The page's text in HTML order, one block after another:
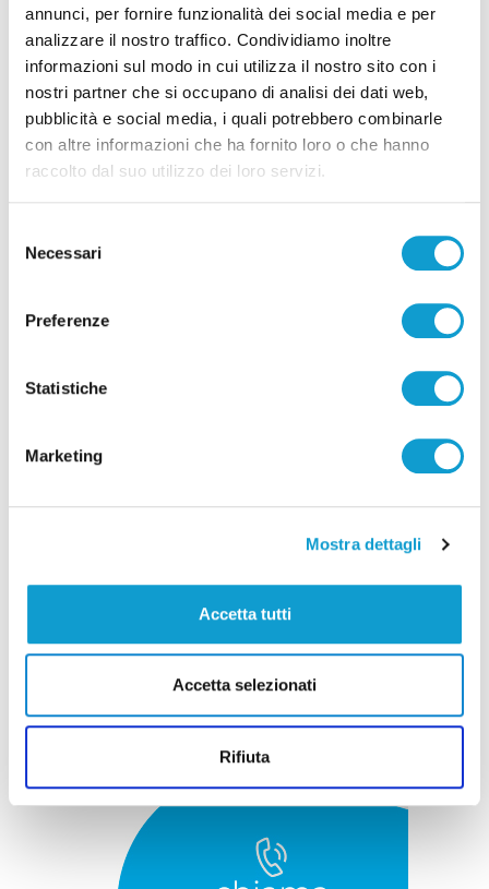
annunci, per fornire funzionalità dei social media e per
analizzare il nostro traffico. Condividiamo inoltre
informazioni sul modo in cui utilizza il nostro sito con i
nostri partner che si occupano di analisi dei dati web,
pubblicità e social media, i quali potrebbero combinarle
con altre informazioni che ha fornito loro o che hanno
raccolto dal suo utilizzo dei loro servizi.
delNecessari
Preferenze
Statistiche
Marketing
Mostra dettagli
Accetta tutti
Accetta selezionati
Rifiuta
Pubblicità